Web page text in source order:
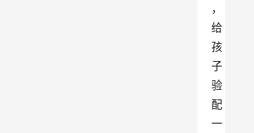
，
给
孩
子
验
配
一